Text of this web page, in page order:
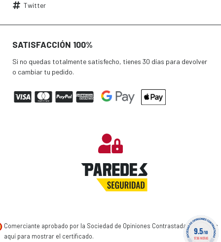
Twitter
SATISFACCIÓN 100%
Si no quedas totalmente satisfecho, tienes 30 días para devolver
o cambiar tu pedido.
Comerciante aprobado por la Sociedad de Opiniones Contrastadas, haga clic
aquí para mostrar el certificado. 9.5/10
1736 NOTAS